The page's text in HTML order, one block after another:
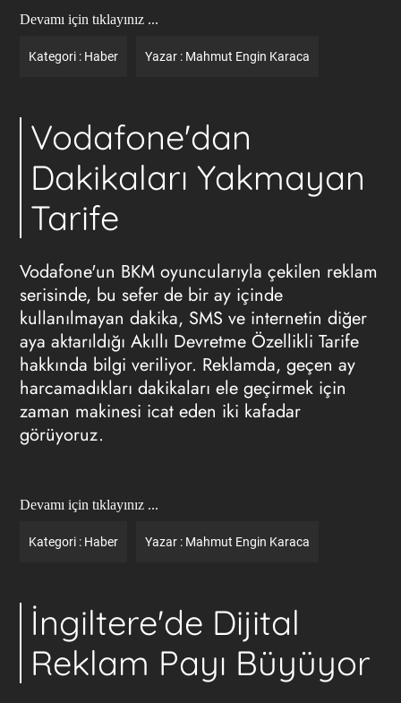
Devamı için tıklayınız ...
Kategori : Haber Yazar : Mahmut Engin Karaca
Vodafone'dan
Dakikaları Yakmayan
Tarife
Vodafone'un BKM oyuncularıyla çekilen reklam
serisinde, bu sefer de bir ay içinde
kullanılmayan dakika, SMS ve internetin diğer
aya aktarıldığı Akıllı Devretme Özellikli Tarife
hakkında bilgi veriliyor. Reklamda, geçen ay
harcamadıkları dakikaları ele geçirmek için
zaman makinesi icat eden iki kafadar
görüyoruz.
Devamı için tıklayınız ...
Kategori : Haber Yazar : Mahmut Engin Karaca
İngiltere'de Dijital
Reklam Payı Büyüyor